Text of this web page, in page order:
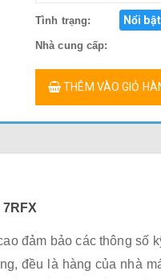
Tình trạng: Nổi bật
Nhà cung cấp:
THÊM VÀO GIỎ
đảm bảo các thông số
đều là hàng của nhà